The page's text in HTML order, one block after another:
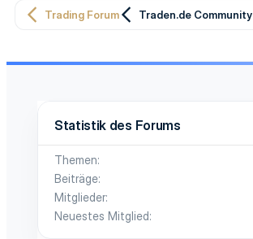
Trading Forum Traden.de Community
Statistik des Forums
Themen
Beiträge
Mitglieder
Neuestes Mitglied